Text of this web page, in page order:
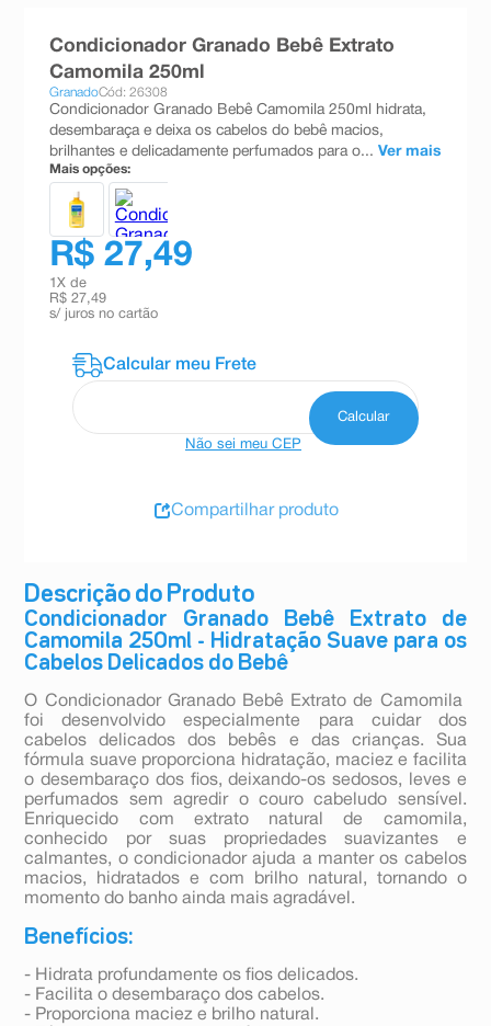
Descrição do Produto
Condicionador Granado Bebê Extrato de
Camomila 250ml - Hidratação Suave para os
Cabelos Delicados do Bebê
O Condicionador Granado Bebê Extrato de Camomila
foi desenvolvido especialmente para cuidar dos
cabelos delicados dos bebês e das crianças. Sua
fórmula suave proporciona hidratação, maciez e facilita
o desembaraço dos fios, deixando-os sedosos, leves e
perfumados sem agredir o couro cabeludo sensível.
Enriquecido com extrato natural de camomila,
conhecido por suas propriedades suavizantes e
calmantes, o condicionador ajuda a manter os cabelos
macios, hidratados e com brilho natural, tornando o
momento do banho ainda mais agradável.
Benefícios:
- Hidrata profundamente os fios delicados.
- Facilita o desembaraço dos cabelos.
- Proporciona maciez e brilho natural.
Condicionador Granado Bebê Extrato
Camomila 250ml
GranadoCód: 26308
Condicionador Granado Bebê Camomila 250ml hidrata,
desembaraça e deixa os cabelos do bebê macios,
brilhantes e delicadamente perfumados para o... Ver mais
Mais opções:
R$ 27,49
1 X de
R$ 27,49
s/ juros no cartão
Não sei meu CEP
Compartilhar produto
absorvente
10ºshampoo